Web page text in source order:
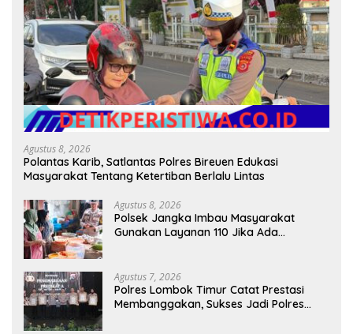
Agustus 8, 2026
Polantas Karib, Satlantas Polres Bireuen Edukasi
Masyarakat Tentang Ketertiban Berlalu Lintas
Agustus 8, 2026
Polsek Jangka Imbau Masyarakat
Gunakan Layanan 110 Jika Ada
Agustus 7, 2026
Polres Lombok Timur Catat Prestasi
Membanggakan, Sukses Jadi Polres